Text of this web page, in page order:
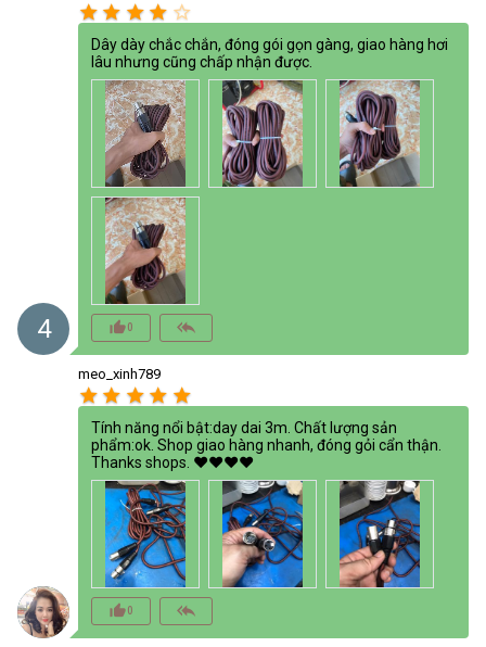
4
star star star star star_border
Dây dày chắc chắn, đóng gói gọn gàng, giao hàng hơi
lâu nhưng cũng chấp nhận được.
thumb_up_alt0 reply_all
meo_xinh789
star star star star star
Tính năng nổi bật:day dai 3m. Chất lượng sản
phẩm:ok. Shop giao hàng nhanh, đóng gỏi cẩn thận.
Thanks shops. ❤️❤️❤️❤️
thumb_up_alt0 reply_all